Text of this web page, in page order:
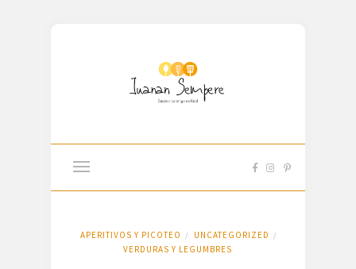
APERITIVOS Y PICOTEO / UNCATEGORIZED /
VERDURAS Y LEGUMBRES